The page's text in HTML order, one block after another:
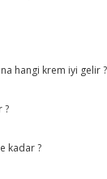
hangi krem iyi gelir ?
?
kadar ?